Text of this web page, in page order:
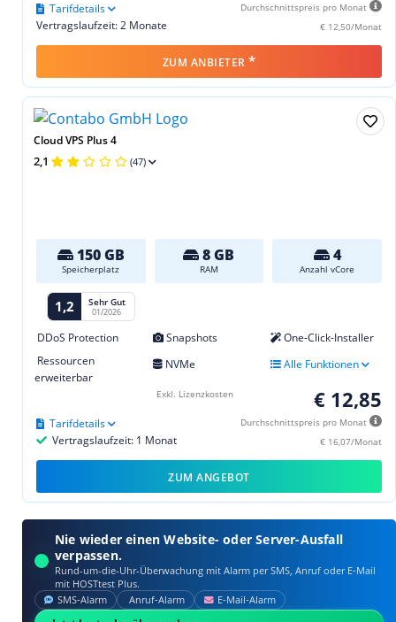
Durchschnittspreis pro Monat
€ 12,50/Monat
Vertragslaufzeit: 2 Monate
Tarifdetails
ZUM ANBIETER *
Cloud VPS Plus 4
2,1 (47)
150 GB
Speicherplatz
8 GB
RAM
4
Anzahl vCore
1,2 Sehr Gut
01/2026
DDoS Protection Snapshots
One-Click-Installer
Ressourcen
erweiterbar
NVMe Alle Funktionen
€ 12,85
Durchschnittspreis pro Monat
€ 16,07/Monat
Vertragslaufzeit: 1 Monat
Tarifdetails
Exkl. Lizenzkosten
ZUM ANGEBOT
Nie wieder einen Website- oder Server-Ausfall
verpassen.
Rund-um-die-Uhr-Überwachung mit Alarm per SMS, Anruf oder E‑Mail
mit HOSTtest Plus.
SMS‑Alarm Anruf‑Alarm E‑Mail‑Alarm